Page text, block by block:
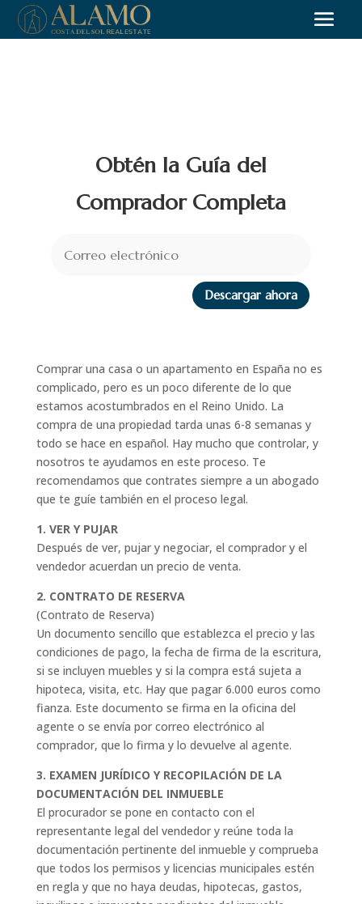
Obtén la Guía del
Comprador Completa
Descargar ahora
Comprar una casa o un apartamento en España no es
complicado, pero es un poco diferente de lo que
estamos acostumbrados en el Reino Unido. La
compra de una propiedad tarda unas 6-8 semanas y
todo se hace en español. Hay mucho que controlar, y
nosotros te ayudamos en este proceso. Te
recomendamos que contrates siempre a un abogado
que te guíe también en el proceso legal.
1. VER Y PUJAR
Después de ver, pujar y negociar, el comprador y el
vendedor acuerdan un precio de venta.
2. CONTRATO DE RESERVA
(Contrato de Reserva)
Un documento sencillo que establezca el precio y las
condiciones de pago, la fecha de firma de la escritura,
si se incluyen muebles y si la compra está sujeta a
hipoteca, visita, etc. Hay que pagar 6.000 euros como
fianza. Este documento se firma en la oficina del
agente o se envía por correo electrónico al
comprador, que lo firma y lo devuelve al agente.
3. EXAMEN JURÍDICO Y RECOPILACIÓN DE LA
DOCUMENTACIÓN DEL INMUEBLE
El procurador se pone en contacto con el
representante legal del vendedor y reúne toda la
documentación pertinente del inmueble y comprueba
que todos los permisos y licencias municipales estén
en regla y que no haya deudas, hipotecas, gastos,